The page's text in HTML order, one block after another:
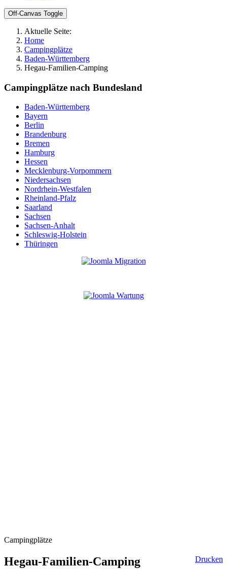
Off-Canvas Toggle
Aktuelle Seite:
Home
Campingplätze
Baden-Württemberg
Hegau-Familien-Camping
Campingplätze nach Bundesland
Baden-Württemberg
Bayern
Berlin
Brandenburg
Bremen
Hamburg
Hessen
Mecklenburg-Vorpommern
Niedersachsen
Nordrhein-Westfalen
Rheinland-Pfalz
Saarland
Sachsen
Sachsen-Anhalt
Schleswig-Holstein
Thüringen
Campingplätze
Drucken
Hegau-Familien-Camping